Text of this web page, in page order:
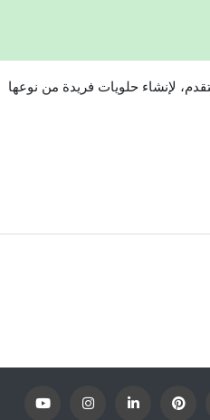
لإنشاء حلويات فريدة من نوعها